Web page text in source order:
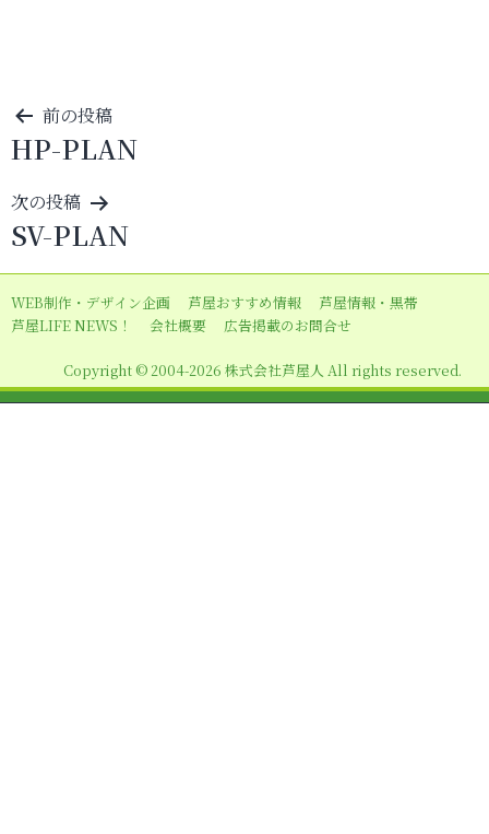
投
稿
ナ
ビ
ゲ
ー
シ
ン
前の投稿
HP-PLAN
次の投稿
SV-PLAN
WEB制作・デザイン企画 芦屋おすすめ情報
芦屋情報・黒帯
芦屋LIFE NEWS！
会社概要 広告掲載のお問合せ
Copyright © 2004-2026 株式会社芦屋人 All rights reserved.